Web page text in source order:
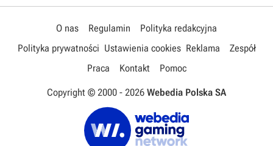
O nas Regulamin
Polityka redakcyjna
Polityka prywatności Ustawienia cookies Reklama
Zespół
Praca
Kontakt Pomoc
Copyright © 2000 - 2026 Webedia Polska SA